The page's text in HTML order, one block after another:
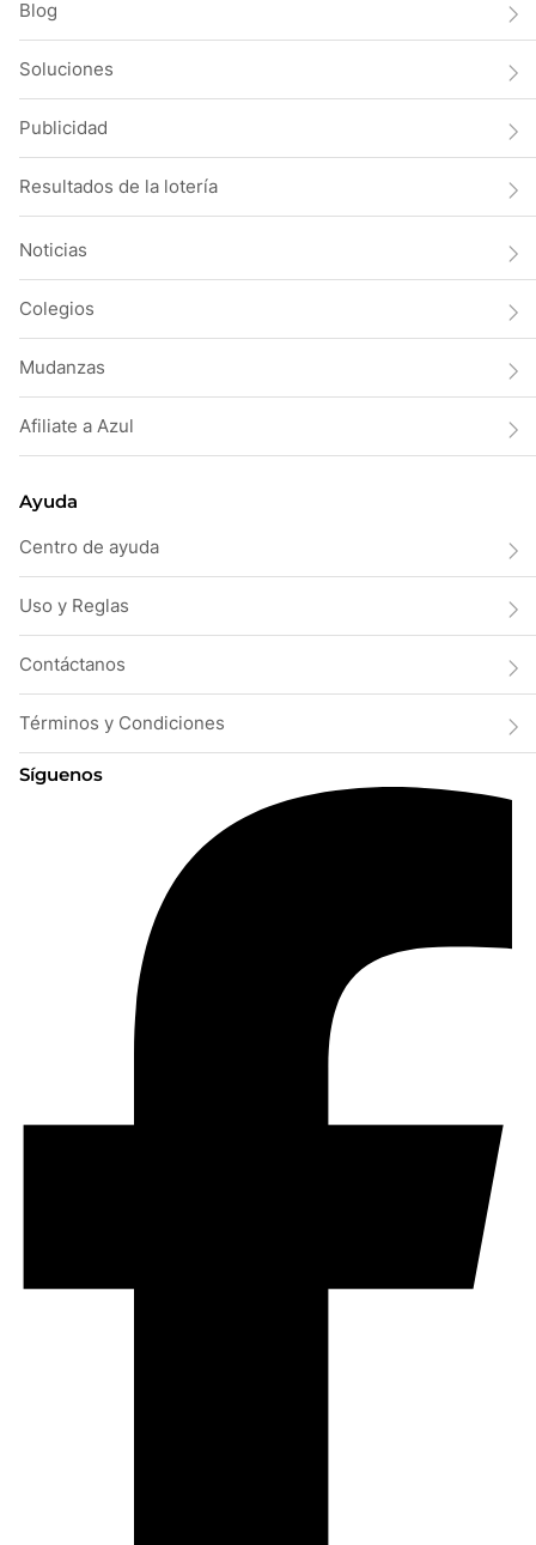
Blog
Soluciones
Publicidad
Resultados de la lotería
Noticias
Colegios
Mudanzas
Afiliate a Azul
Ayuda
Centro de ayuda
Uso y Reglas
Contáctanos
Términos y Condiciones
Síguenos